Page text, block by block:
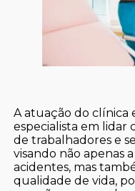
A atuação do clínica
especialista em lidar
de trabalhadores e
visando não apenas
acidentes, mas
qualidade de vida,